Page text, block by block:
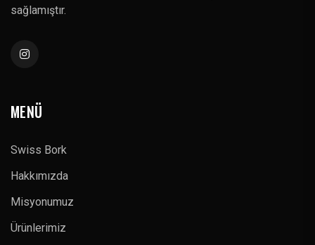
sağlamıştır.
MENÜ
Swiss Bork
Hakkımızda
Misyonumuz
Ürünlerimiz